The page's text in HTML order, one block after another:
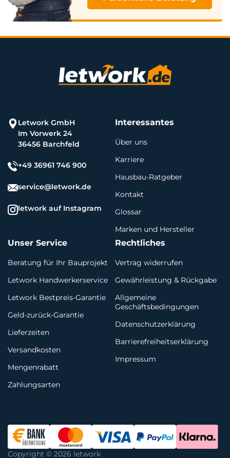
Letwork GmbH
Im Vorwerk 24
36456 Barchfeld
+49 36961 746 900
service@letwork.de
letwork auf Instagram
Interessantes
Über uns
Karriere
Hausbau-Ratgeber
Kontakt
Glossar
Marken und Hersteller
Unser Service
Beratung für Ihr Bauprojekt
Letwork Handwerkerservice
Letwork Bestpreis-Garantie
Geld-zurück-Garantie
Lieferzeiten
Versandkosten
Mengenrabatt
Zahlungsarten
Rechtliches
Vertrag widerrufen
Gewährleistung & Rückgabe
Allgemeine
Geschäftsbedingungen
Datenschutzerklärung
Barrierefreiheitserklärung
Impressum
Copyright © 2026 letwork